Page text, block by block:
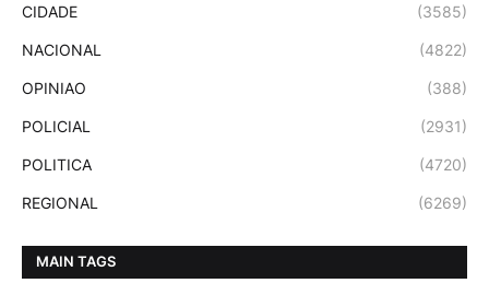
CIDADE (3585)
NACIONAL (4822)
OPINIAO (388)
POLICIAL (2931)
POLITICA (4720)
REGIONAL (6269)
MAIN TAGS